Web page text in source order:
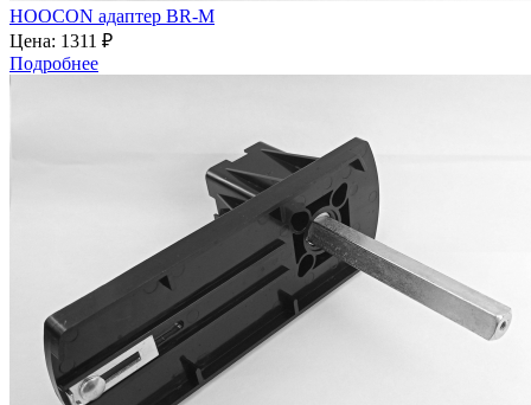
HOOCON адаптер BR-M
Цена: 1311 ₽
Подробнее